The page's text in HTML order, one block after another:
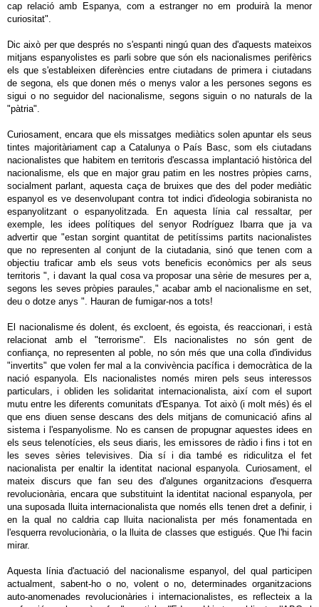
cap relació amb Espanya, com a estranger no em produirà la menor
curiositat".
Dic això per que després no s'espanti ningú quan des d'aquests mateixos
mitjans espanyolistes es parli sobre que són els nacionalismes perifèrics
els que s'estableixen diferències entre ciutadans de primera i ciutadans
de segona, els que donen més o menys valor a les persones segons es
sigui o no seguidor del nacionalisme, segons siguin o no naturals de la
"pàtria".
Curiosament, encara que els missatges mediàtics solen apuntar els seus
tintes majoritàriament cap a Catalunya o País Basc, som els ciutadans
nacionalistes que habitem en territoris d'escassa implantació històrica del
nacionalisme, els que en major grau patim en les nostres pròpies carns,
socialment parlant, aquesta caça de bruixes que des del poder mediàtic
espanyol es ve desenvolupant contra tot indici d'ideologia sobiranista no
espanyolitzant o espanyolitzada. En aquesta línia cal ressaltar, per
exemple, les idees polítiques del senyor Rodríguez Ibarra que ja va
advertir que "estan sorgint quantitat de petitíssims partits nacionalistes
que no representen al conjunt de la ciutadania, sinó que tenen com a
objectiu traficar amb els seus vots beneficis econòmics per als seus
territoris ", i davant la qual cosa va proposar una sèrie de mesures per a,
segons les seves pròpies paraules," acabar amb el nacionalisme en set,
deu o dotze anys ". Hauran de fumigar-nos a tots!
El nacionalisme és dolent, és excloent, és egoista, és reaccionari, i està
relacionat amb el "terrorisme". Els nacionalistes no són gent de
confiança, no representen al poble, no són més que una colla d'individus
"invertits" que volen fer mal a la convivència pacífica i democràtica de la
nació espanyola. Els nacionalistes només miren pels seus interessos
particulars, i obliden les solidaritat internacionalista, així com el suport
mutu entre les diferents comunitats d'Espanya. Tot això (i molt més) és el
que ens diuen sense descans des dels mitjans de comunicació afins al
sistema i l'espanyolisme. No es cansen de propugnar aquestes idees en
els seus telenotícies, els seus diaris, les emissores de ràdio i fins i tot en
les seves sèries televisives. Dia sí i dia també es ridiculitza el fet
nacionalista per enaltir la identitat nacional espanyola. Curiosament, el
mateix discurs que fan seu des d'algunes organitzacions d'esquerra
revolucionària, encara que substituint la identitat nacional espanyola, per
una suposada lluita internacionalista que només ells tenen dret a definir, i
en la qual no caldria cap lluita nacionalista per més fonamentada en
l'esquerra revolucionària, o la lluita de classes que estigués. Que l'hi facin
mirar.
Aquesta línia d'actuació del nacionalisme espanyol, del qual participen
actualment, sabent-ho o no, volent o no, determinades organitzacions
auto-anomenades revolucionàries i internacionalistes, es reflecteix a la